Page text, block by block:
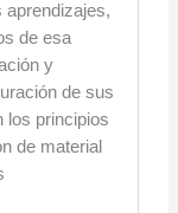
aprendizajes,
de esa
y
de sus
los principios
de material